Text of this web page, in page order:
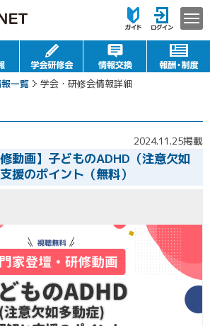
一覧 学会・研修会情報詳細
2024.11.25掲載
動画】子どものADHD（注意欠如
援のポイント（無料）